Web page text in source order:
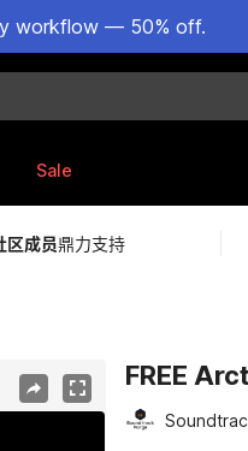
workflow — 50% off.
Sale
区成员鼎力支持
FREE